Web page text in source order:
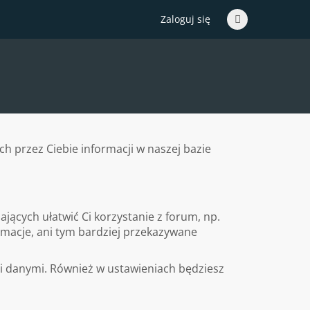
Zaloguj się
przez Ciebie informacji w naszej bazie
ułatwić Ci korzystanie z forum, np.
ani tym bardziej przekazywane
Również w ustawieniach będziesz